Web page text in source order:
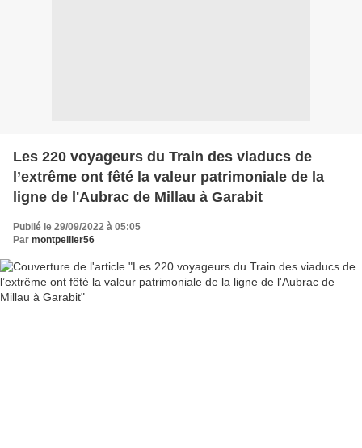
Les 220 voyageurs du Train des viaducs de
l’extrême ont fêté la valeur patrimoniale de la
ligne de l'Aubrac de Millau à Garabit
Publié le 29/09/2022 à 05:05
Par montpellier56